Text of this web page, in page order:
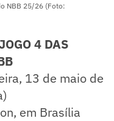
NBB 25/26 (Foto:
4 DAS
13 de maio de
em Brasília